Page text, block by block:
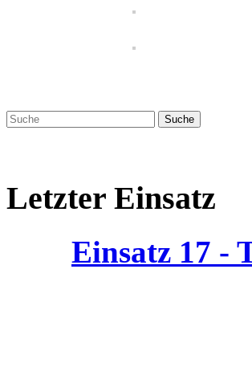
Letzter Einsatz
Einsatz 17 -